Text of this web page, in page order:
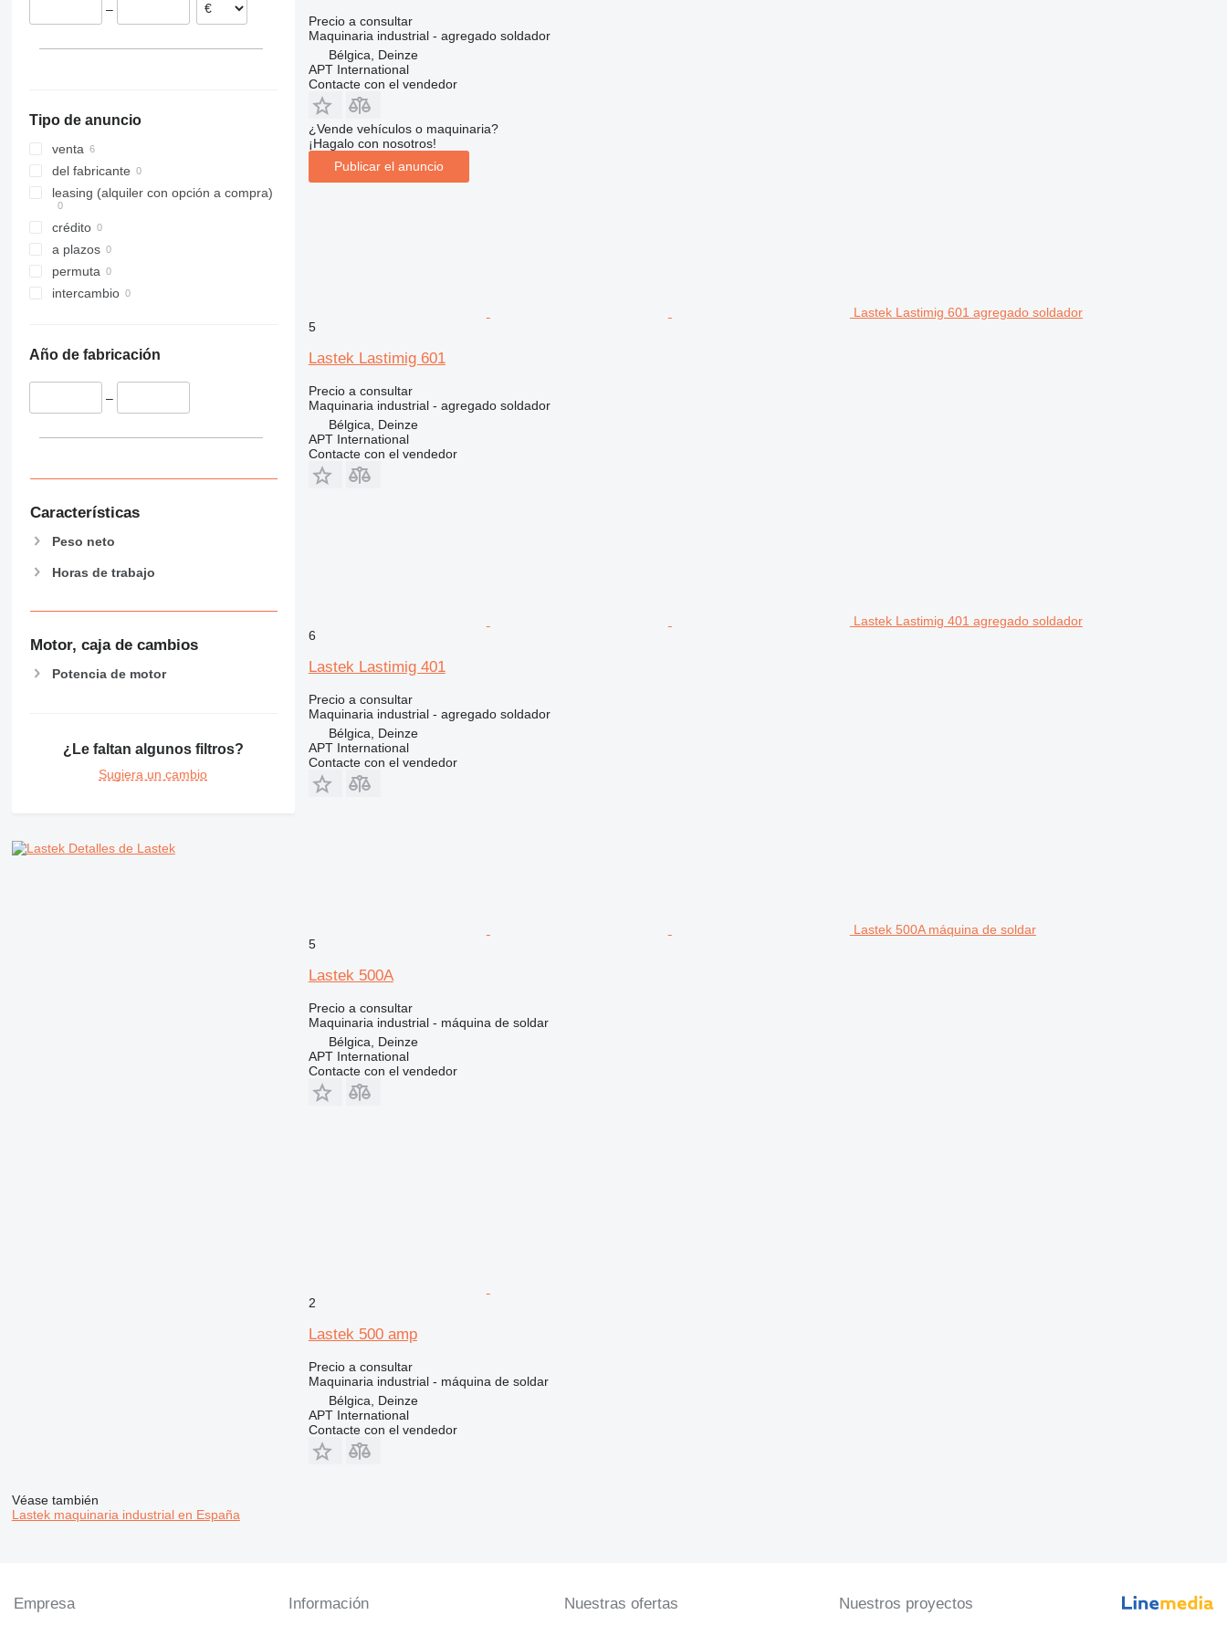
–
Tipo de anuncio
venta
del fabricante
leasing (alquiler con opción a compra)
crédito
a plazos
permuta
intercambio
Año de fabricación
–
Características
Peso neto
Horas de trabajo
Motor, caja de cambios
Potencia de motor
¿Le faltan algunos filtros?
Sugiera un cambio
Detalles de Lastek
Precio a consultar
Maquinaria industrial - agregado soldador
Bélgica, Deinze
APT International
Contacte con el vendedor
¿Vende vehículos o maquinaria?
¡Hagalo con nosotros!
Publicar el anuncio
Lastek Lastimig 601 agregado soldador
5
Lastek Lastimig 601
Precio a consultar
Maquinaria industrial - agregado soldador
Bélgica, Deinze
APT International
Contacte con el vendedor
Lastek Lastimig 401 agregado soldador
6
Lastek Lastimig 401
Precio a consultar
Maquinaria industrial - agregado soldador
Bélgica, Deinze
APT International
Contacte con el vendedor
Lastek 500A máquina de soldar
5
Lastek 500A
Precio a consultar
Maquinaria industrial - máquina de soldar
Bélgica, Deinze
APT International
Contacte con el vendedor
2
Lastek 500 amp
Precio a consultar
Maquinaria industrial - máquina de soldar
Bélgica, Deinze
APT International
Contacte con el vendedor
Véase también
Lastek maquinaria industrial en España
Empresa Información Nuestras ofertas Nuestros proyectos